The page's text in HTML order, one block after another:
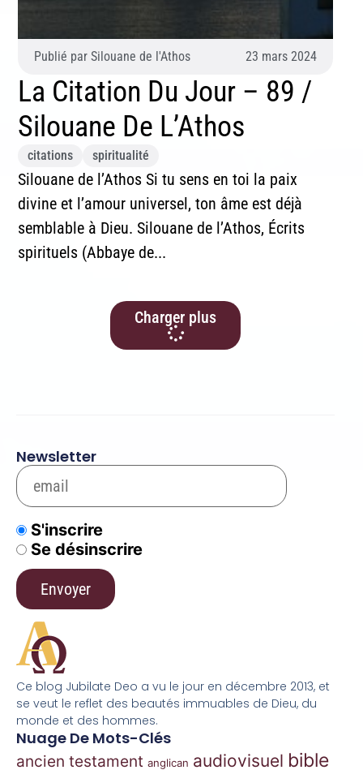
Publié par Silouane de l'Athos 23 mars 2024
La Citation Du Jour – 89 /
Silouane De L’Athos
citations spiritualité
Silouane de l’Athos Si tu sens en toi la paix
divine et l’amour universel, ton âme est déjà
semblable à Dieu. Silouane de l’Athos, Écrits
spirituels (Abbaye de...
Charger plus
Ce blog Jubilate Deo a vu le jour en décembre 2013, et
se veut le reflet des beautés immuables de Dieu, du
monde et des hommes.
Nuage De Mots-Clés
ancien testament anglican audiovisuel bible
Newsletter
S'inscrire
Se désinscrire